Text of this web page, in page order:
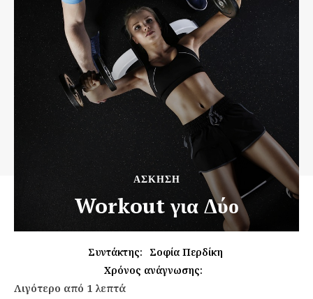
ΆΣΚΗΣΗ
Workout για Δύο
Συντάκτης:
Σοφία Περδίκη
Χρόνος ανάγνωσης:
Λιγότερο από 1 λεπτά